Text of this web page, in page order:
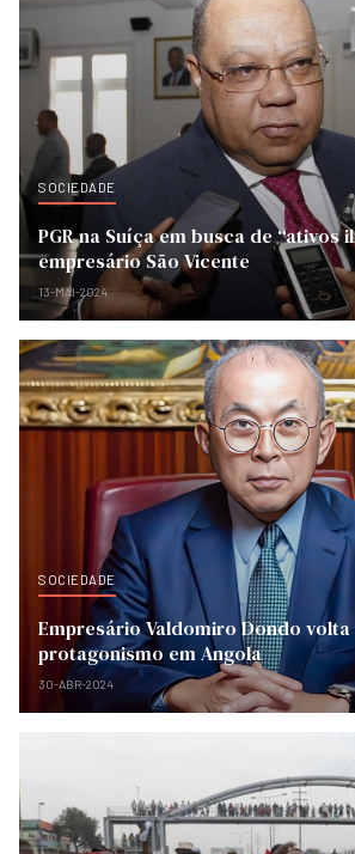
SOCIEDADE
PGR na Suíça em busca de “ativos
empresário São Vicente
13-MAI-2024
SOCIEDADE
Empresário Valdomiro Dondo
protagonismo em Angola
30-ABR-2024